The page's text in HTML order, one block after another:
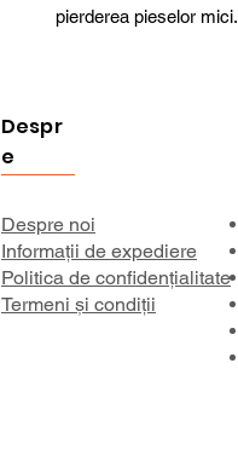
pierderea pieselor mici.
Despr
e
Despre noi
Informații de expediere
Politica de confidențialitate
Termeni și condiții